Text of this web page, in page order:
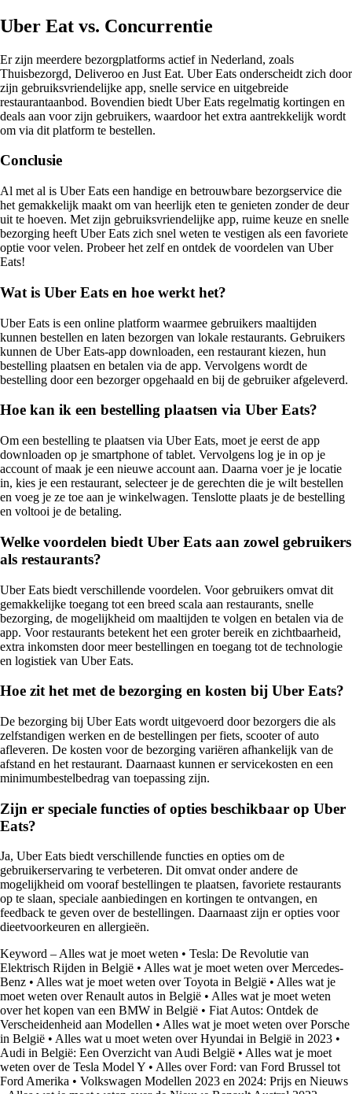
Uber Eat vs. Concurrentie
Er zijn meerdere bezorgplatforms actief in Nederland, zoals
Thuisbezorgd, Deliveroo en Just Eat. Uber Eats onderscheidt zich door
zijn gebruiksvriendelijke app, snelle service en uitgebreide
restaurantaanbod. Bovendien biedt Uber Eats regelmatig kortingen en
deals aan voor zijn gebruikers, waardoor het extra aantrekkelijk wordt
om via dit platform te bestellen.
Conclusie
Al met al is Uber Eats een handige en betrouwbare bezorgservice die
het gemakkelijk maakt om van heerlijk eten te genieten zonder de deur
uit te hoeven. Met zijn gebruiksvriendelijke app, ruime keuze en snelle
bezorging heeft Uber Eats zich snel weten te vestigen als een favoriete
optie voor velen. Probeer het zelf en ontdek de voordelen van Uber
Eats!
Wat is Uber Eats en hoe werkt het?
Uber Eats is een online platform waarmee gebruikers maaltijden
kunnen bestellen en laten bezorgen van lokale restaurants. Gebruikers
kunnen de Uber Eats-app downloaden, een restaurant kiezen, hun
bestelling plaatsen en betalen via de app. Vervolgens wordt de
bestelling door een bezorger opgehaald en bij de gebruiker afgeleverd.
Hoe kan ik een bestelling plaatsen via Uber Eats?
Om een bestelling te plaatsen via Uber Eats, moet je eerst de app
downloaden op je smartphone of tablet. Vervolgens log je in op je
account of maak je een nieuwe account aan. Daarna voer je je locatie
in, kies je een restaurant, selecteer je de gerechten die je wilt bestellen
en voeg je ze toe aan je winkelwagen. Tenslotte plaats je de bestelling
en voltooi je de betaling.
Welke voordelen biedt Uber Eats aan zowel gebruikers
als restaurants?
Uber Eats biedt verschillende voordelen. Voor gebruikers omvat dit
gemakkelijke toegang tot een breed scala aan restaurants, snelle
bezorging, de mogelijkheid om maaltijden te volgen en betalen via de
app. Voor restaurants betekent het een groter bereik en zichtbaarheid,
extra inkomsten door meer bestellingen en toegang tot de technologie
en logistiek van Uber Eats.
Hoe zit het met de bezorging en kosten bij Uber Eats?
De bezorging bij Uber Eats wordt uitgevoerd door bezorgers die als
zelfstandigen werken en de bestellingen per fiets, scooter of auto
afleveren. De kosten voor de bezorging variëren afhankelijk van de
afstand en het restaurant. Daarnaast kunnen er servicekosten en een
minimumbestelbedrag van toepassing zijn.
Zijn er speciale functies of opties beschikbaar op Uber
Eats?
Ja, Uber Eats biedt verschillende functies en opties om de
gebruikerservaring te verbeteren. Dit omvat onder andere de
mogelijkheid om vooraf bestellingen te plaatsen, favoriete restaurants
op te slaan, speciale aanbiedingen en kortingen te ontvangen, en
feedback te geven over de bestellingen. Daarnaast zijn er opties voor
dieetvoorkeuren en allergieën.
Keyword – Alles wat je moet weten • Tesla: De Revolutie van
Elektrisch Rijden in België • Alles wat je moet weten over Mercedes-
Benz • Alles wat je moet weten over Toyota in België • Alles wat je
moet weten over Renault autos in België • Alles wat je moet weten
over het kopen van een BMW in België • Fiat Autos: Ontdek de
Verscheidenheid aan Modellen • Alles wat je moet weten over Porsche
in België • Alles wat u moet weten over Hyundai in België in 2023 •
Audi in België: Een Overzicht van Audi België • Alles wat je moet
weten over de Tesla Model Y • Alles over Ford: van Ford Brussel tot
Ford Amerika • Volkswagen Modellen 2023 en 2024: Prijs en Nieuws